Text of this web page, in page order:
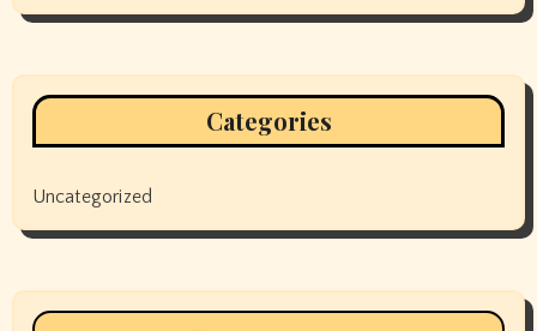
Categories
Uncategorized